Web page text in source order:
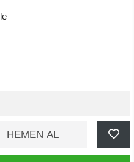
HEMEN AL